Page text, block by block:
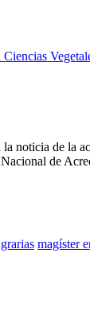
Ciencias
noticia de la
de
magíster